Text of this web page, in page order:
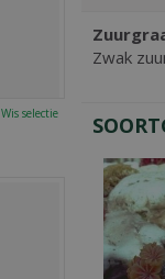
Zwak
Wis selectie